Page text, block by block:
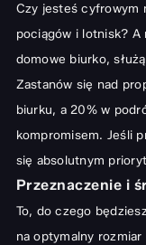
Czy jesteś cyfrowym
pociągów i lotnisk? A
domowe biurko,
Zastanów się nad
biurku, a 20% w
kompromisem. Jeśli
się absolutnym
Przeznaczenie i
To, do czego
na optymalny